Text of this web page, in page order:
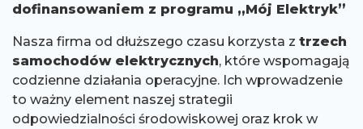
dofinansowaniem z programu „Mój Elektryk”
Nasza firma od dłuższego czasu korzysta z trzech
samochodów elektrycznych, które wspomagają
codzienne działania operacyjne. Ich wprowadzenie
to ważny element naszej strategii
odpowiedzialności środowiskowej oraz krok w